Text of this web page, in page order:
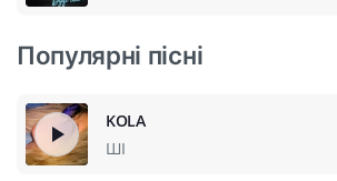
Популярні пісні
KOLA
ШІ